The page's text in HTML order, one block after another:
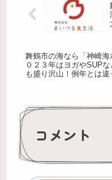
舞鶴市の海なら「神崎海
０２３年はヨガやSUPな
も盛り沢山！例年とは違
コメント